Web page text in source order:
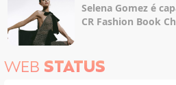
Selena Gomez é
CR Fashion Book
WEB STATUS